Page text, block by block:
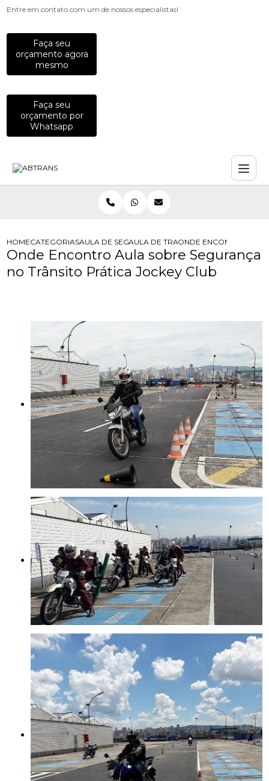
Entre em contato com um de nossos especialistas!
Faça seu
orçamento agora
mesmo
Faça seu
orçamento por
Whatsapp
HOMECATEGORIASAULA DE SEGURANCA NO TRANSITO
AULA DE TRANSITOONDE ENCONTRO
Onde Encontro Aula sobre Segurança
no Trânsito Prática Jockey Club